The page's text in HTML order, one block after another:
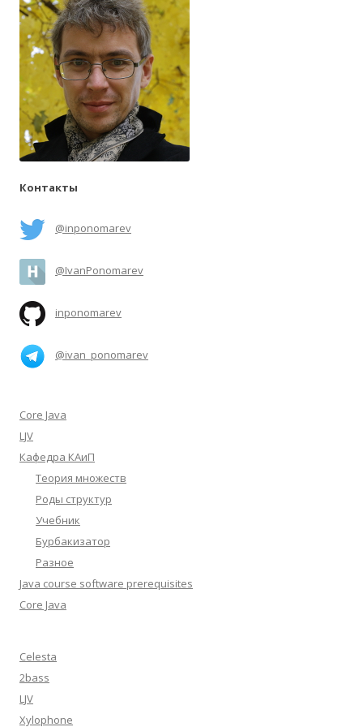
Контакты
@inponomarev
@IvanPonomarev
inponomarev
@ivan_ponomarev
Core Java
LJV
Кафедра КАиП
Теория множеств
Роды структур
Учебник
Бурбакизатор
Разное
Java course software prerequisites
Core Java
Celesta
2bass
LJV
Xylophone